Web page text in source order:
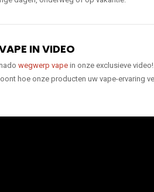
IN VIDEO
wegwerp vape in onze exclusieve
hoe onze producten uw vape-ervaring